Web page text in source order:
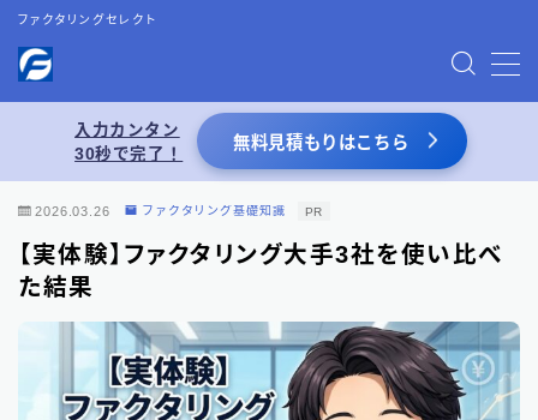
ファクタリングセレクト
MENU
お問い合わせ
特定商取引法表記
運営者情報
入力カンタン
30秒で完了！
無料見積もりはこちら
2026.03.26 ファクタリング基礎知識 PR
【実体験】ファクタリング大手3社を使い比べ
た結果